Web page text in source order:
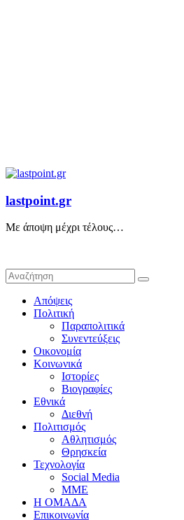
lastpoint.gr
Με άποψη μέχρι τέλους…
Απόψεις
Πολιτική
Παραπολιτικά
Συνεντεύξεις
Οικονομία
Κοινωνικά
Ιστορίες
Βιογραφίες
Εθνικά
Διεθνή
Πολιτισμός
Αθλητισμός
Θρησκεία
Τεχνολογία
Social Media
ΜΜΕ
Η ΟΜΑΔΑ
Επικοινωνία